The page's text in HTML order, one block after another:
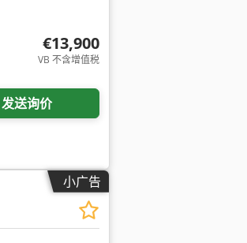
€13,900
VB 不含增值税
发送询价
小广告